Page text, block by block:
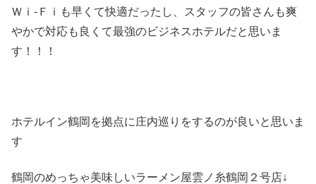
Ｗｉ-Ｆｉも早くて快適だったし、スタッフの皆さんも爽
やかで対応も良くて最強のビジネスホテルだと思いま
す！！！
ホテルイン鶴岡を拠点に庄内巡りをするのが良いと思いま
す
鶴岡のめっちゃ美味しいラーメン屋雲ノ糸鶴岡２号店↓